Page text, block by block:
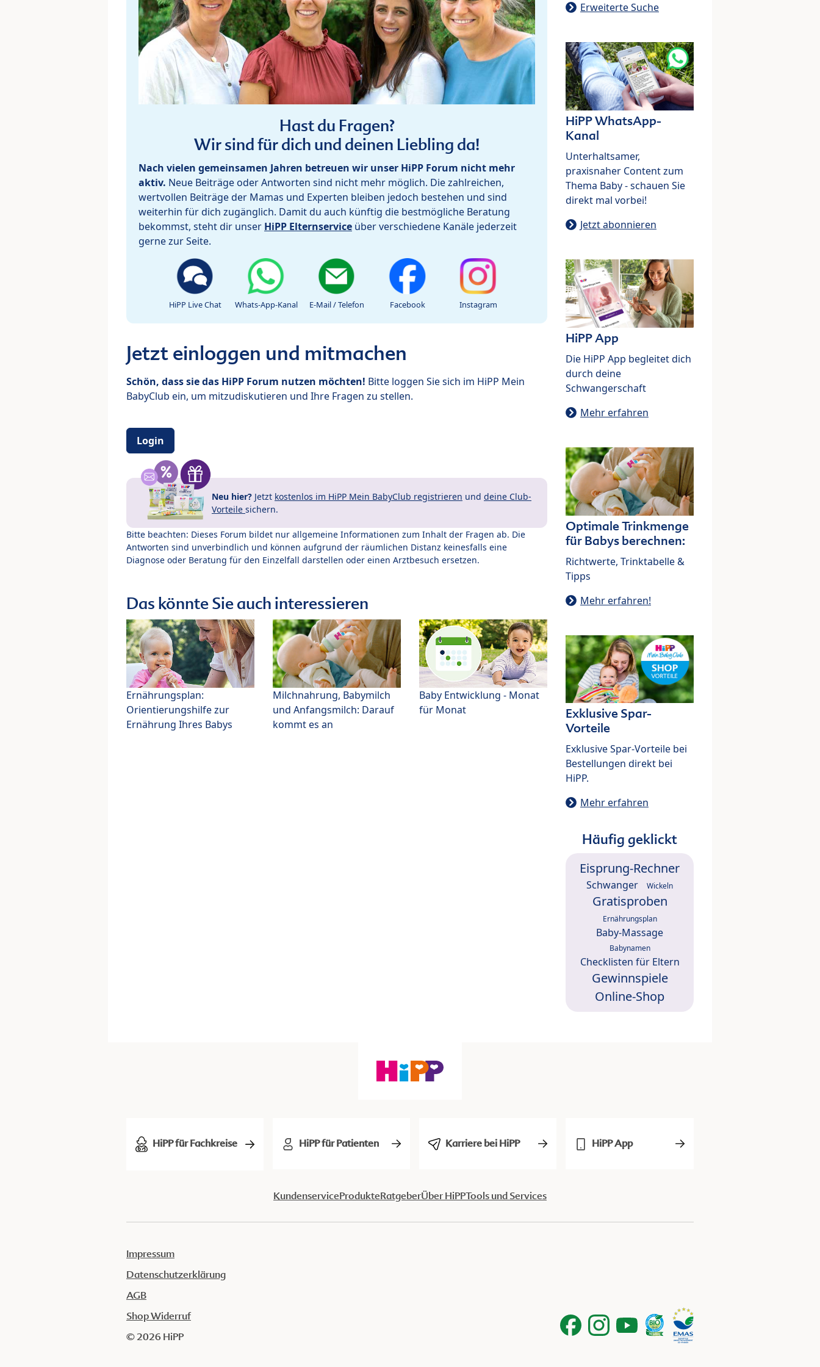
Hast du Fragen?
Wir sind für dich und deinen Liebling da!
Nach vielen gemeinsamen Jahren betreuen wir unser HiPP Forum nicht mehr
aktiv. Neue Beiträge oder Antworten sind nicht mehr möglich. Die zahlreichen,
wertvollen Beiträge der Mamas und Experten bleiben jedoch bestehen und sind
weiterhin für dich zugänglich. Damit du auch künftig die bestmögliche Beratung
bekommst, steht dir unser HiPP Elternservice über verschiedene Kanäle jederzeit
gerne zur Seite.
HiPP Live Chat Whats-App-Kanal E-Mail / Telefon Facebook Instagram
Jetzt einloggen und mitmachen
Schön, dass sie das HiPP Forum nutzen möchten! Bitte loggen Sie sich im HiPP Mein
BabyClub ein, um mitzudiskutieren und Ihre Fragen zu stellen.
Login
Neu hier? Jetzt kostenlos im HiPP Mein BabyClub registrieren und deine Club-
Vorteile sichern.
Bitte beachten: Dieses Forum bildet nur allgemeine Informationen zum Inhalt der Fragen ab. Die
Antworten sind unverbindlich und können aufgrund der räumlichen Distanz keinesfalls eine
Diagnose oder Beratung für den Einzelfall darstellen oder einen Arztbesuch ersetzen.
Das könnte Sie auch interessieren
Ernährungsplan:
Orientierungshilfe zur
Ernährung Ihres Babys
Milchnahrung, Babymilch
und Anfangsmilch: Darauf
kommt es an
Baby Entwicklung - Monat
für Monat
Erweiterte Suche
HiPP WhatsApp-
Kanal
Unterhaltsamer,
praxisnaher Content zum
Thema Baby - schauen Sie
direkt mal vorbei!
Jetzt abonnieren
HiPP App
Die HiPP App begleitet dich
durch deine
Schwangerschaft
Mehr erfahren
Optimale Trinkmenge
für Babys berechnen:
Richtwerte, Trinktabelle &
Tipps
Mehr erfahren!
Exklusive Spar-
Vorteile
Exklusive Spar-Vorteile bei
Bestellungen direkt bei
HiPP.
Mehr erfahren
Häufig geklickt
Eisprung-Rechner
Schwanger Wickeln
Gratisproben
Ernährungsplan
Baby-Massage
Babynamen
Checklisten für Eltern
Gewinnspiele
Online-Shop
HiPP für Fachkreise HiPP für Patienten Karriere bei HiPP HiPP App
KundenserviceProdukteRatgeberÜber HiPPTools und Services
Impressum
Datenschutzerklärung
AGB
Shop Widerruf
© 2026 HiPP